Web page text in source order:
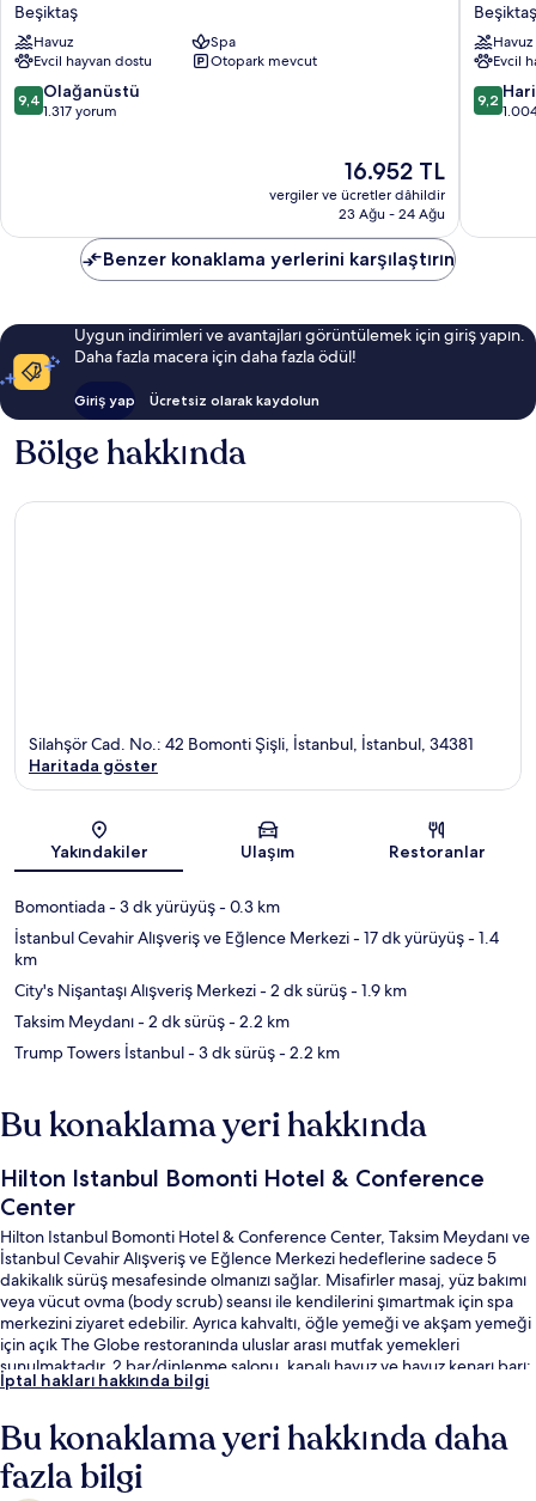
Bosphorus
Istanbul
Beşiktaş
Beşiktaş
Havuz
Spa
Evcil hayvan dostu
Otopark mevcut
10
üzerinden
9,4 Olağanüstü
1.317 yorum
Güncel
fiyat:
16.952 TL
16.952 TL
vergiler ve ücretler dâhildir
23 Ağu - 24 Ağu
Beşiktaş
Beşiktaş
Havuz
Evcil
10
9,2
Benzer konaklama yerlerini karşılaştırın
Uygun indirimleri ve avantajları görüntülemek için giriş yapın.
Daha fazla macera için daha fazla ödül!
Giriş yap Ücretsiz olarak kaydolun
Bölge hakkında
Harita
Silahşör Cad. No.: 42 Bomonti Şişli, İstanbul, İstanbul, 34381
Haritada göster
Yakındakiler Ulaşım Restoranlar
Bomontiada- 3 dk yürüyüş- 0.3 km
İstanbul Cevahir Alışveriş ve Eğlence Merkezi- 17 dk yürüyüş- 1.4
km
City's Nişantaşı Alışveriş Merkezi- 2 dk sürüş- 1.9 km
Taksim Meydanı- 2 dk sürüş- 2.2 km
Trump Towers İstanbul- 3 dk sürüş- 2.2 km
Bu konaklama yeri hakkında
Hilton Istanbul Bomonti Hotel & Conference
Center
Hilton Istanbul Bomonti Hotel & Conference Center, Taksim Meydanı ve
İstanbul Cevahir Alışveriş ve Eğlence Merkezi hedeflerine sadece 5
dakikalık sürüş mesafesinde olmanızı sağlar. Misafirler masaj, yüz bakımı
veya vücut ovma (body scrub) seansı ile kendilerini şımartmak için spa
merkezini ziyaret edebilir. Ayrıca kahvaltı, öğle yemeği ve akşam yemeği
için açık The Globe restoranında uluslar arası mutfak yemekleri
sunulmaktadır. 2 bar/dinlenme salonu, kapalı havuz ve havuz kenarı barı;
bu lüks otel içerisindeki diğer öne çıkan özellikler arasındadır. Misafirler
taşıma yakındadır, Osmanbey İstasyonu 11 dakikalık yürüme
mesafesinde bulunur.
İptal hakları hakkında bilgi
Bu konaklama yeri hakkında daha
fazla bilgi